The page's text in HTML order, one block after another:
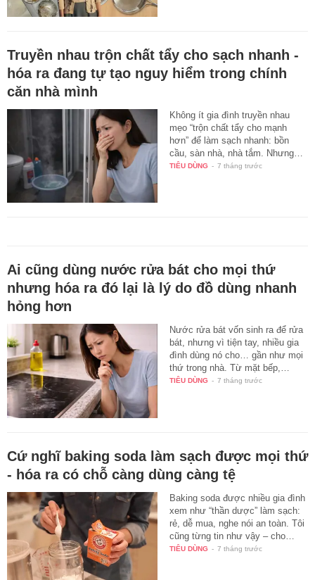
Truyền nhau trộn chất tẩy cho sạch nhanh -
hóa ra đang tự tạo nguy hiểm trong chính
căn nhà mình
Không ít gia đình truyền nhau
mẹo “trộn chất tẩy cho mạnh
hơn” để làm sạch nhanh: bồn
cầu, sàn nhà, nhà tắm. Nhưng…
TIÊU DÙNG - 7 tháng trước
Ai cũng dùng nước rửa bát cho mọi thứ
nhưng hóa ra đó lại là lý do đồ dùng nhanh
hỏng hơn
Nước rửa bát vốn sinh ra để rửa
bát, nhưng vì tiện tay, nhiều gia
đình dùng nó cho… gần như mọi
thứ trong nhà. Từ mặt bếp,…
TIÊU DÙNG - 7 tháng trước
Cứ nghĩ baking soda làm sạch được mọi thứ
- hóa ra có chỗ càng dùng càng tệ
Baking soda được nhiều gia đình
xem như “thần dược” làm sạch:
rẻ, dễ mua, nghe nói an toàn. Tôi
cũng từng tin như vậy – cho…
TIÊU DÙNG - 7 tháng trước